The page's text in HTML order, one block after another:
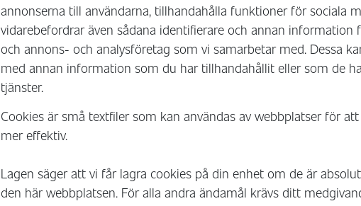
annonserna till användarna, tillhandahålla funktioner för sociala
vidarebefordrar även sådana identifierare och annan
och annons- och analysföretag som vi samarbetar med. Dessa
med annan information som du har tillhandahållit eller som de
tjänster.
Cookies är små textfiler som kan användas av webbplatser för
mer effektiv.
Lagen säger att vi får lagra cookies på din enhet om de är
den här webbplatsen. För alla andra ändamål krävs ditt